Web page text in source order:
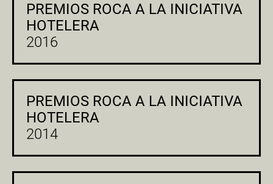
PREMIOS ROCA A LA INICIATIVA
HOTELERA
2016
PREMIOS ROCA A LA INICIATIVA
HOTELERA
2014